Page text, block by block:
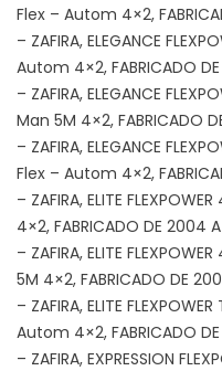
Flex – Autom 4×2,
– ZAFIRA, ELEGANCE
Autom 4×2, FABRICADO
– ZAFIRA, ELEGANCE
Man 5M 4×2, FABRICADO
– ZAFIRA, ELEGANCE
Flex – Autom 4×2,
– ZAFIRA, ELITE
4×2, FABRICADO DE 2004
– ZAFIRA, ELITE
5M 4×2, FABRICADO DE
– ZAFIRA, ELITE
Autom 4×2, FABRICADO
– ZAFIRA, EXPRESSION